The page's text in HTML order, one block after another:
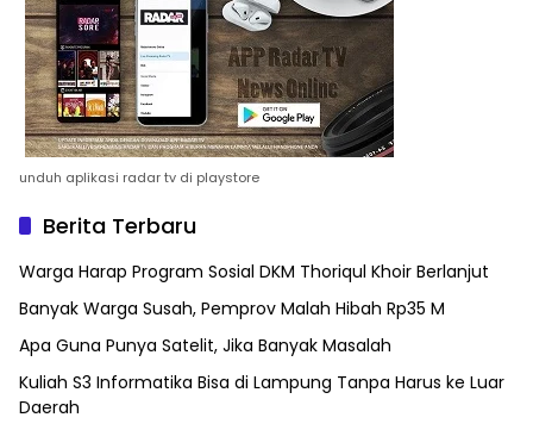
unduh aplikasi radar tv di playstore
Berita Terbaru
Warga Harap Program Sosial DKM Thoriqul Khoir Berlanjut
Banyak Warga Susah, Pemprov Malah Hibah Rp35 M
Apa Guna Punya Satelit, Jika Banyak Masalah
Kuliah S3 Informatika Bisa di Lampung Tanpa Harus ke Luar
Daerah